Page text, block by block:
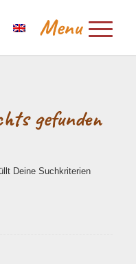
gefunden
Deine Suchkriterien